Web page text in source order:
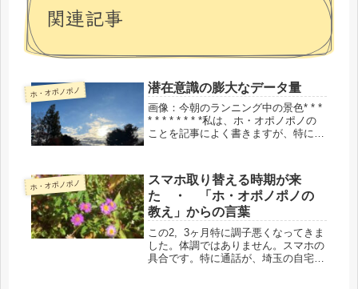
関連記事
ホ・オポノポノ 潜在意識の膨大なデータ量
画像：今朝のランニング中の景色* * *
* * * * * * * *私は、ホ・オポノポノの
ことを記事によく書きますが、特に
加しましたが、あとはヒューレン博士
の本を一冊読...
ホ・オポノポノ
スマホ取り替える時期が来
た ・ 「ホ・オポノポノの
教え」からの言葉
この2, 3ヶ月特に調子悪くなってきま
した。体調ではありません。スマホの
具合です。特に通話が、埼玉の自宅